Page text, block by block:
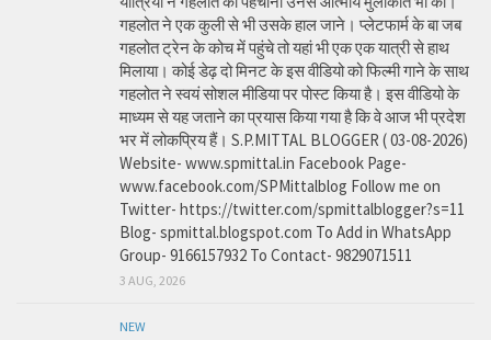
गहलोत ने एक कुली से भी उसके हाल जाने। प्लेटफार्म के बा जब
गहलोत ट्रेन के कोच में पहुंचे तो यहां भी एक एक यात्री से हाथ
मिलाया। कोई डेढ़ दो मिनट के इस वीडियो को फिल्मी गाने के साथ
गहलोत ने स्वयं सोशल मीडिया पर पोस्ट किया है। इस वीडियो के
माध्यम से यह जताने का प्रयास किया गया है कि वे आज भी प्रदेश
भर में लोकप्रिय हैं। S.P.MITTAL BLOGGER ( 03-08-2026)
Website- www.spmittal.in Facebook Page-
www.facebook.com/SPMittalblog Follow me on
Twitter- https://twitter.com/spmittalblogger?s=11
Blog- spmittal.blogspot.com To Add in WhatsApp
Group- 9166157932 To Contact- 9829071511
3 AUG, 2026
NEW